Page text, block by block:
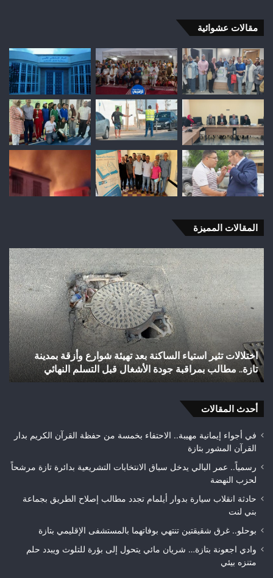
مقالات عشوائية
المقالات المميزة
شباب
رأس
أجيري
يحقق
إنجازاً
تاريخياً
بالصعود
إلى
القسم
الثاني
هواة
بطلاً
فاس
مكناس
شباب رأس أجيري يحقق إنجازاً تاريخياً بالصعود إلى
الثاني هواة ويتوج بطلاً لعصبة فاس مكناس
أحدث المقالات
في أجواء إيمانية مهيبة.. الاحتفاء بخمسة من حفظة القرآن الكريم بدار
القرآن المشور بتازة
رسمياً.. عمر البالي يدخل سباق الانتخابات التشريعية بدائرة تازة مرشحاً
لحزب النهضة
حادثة انقلاب سيارة بدوار أيلمام تجدد مطالب إصلاح الطريق بجماعة
بني لنت
بوحلو.. غرق شقيقتين تنتهي بوفاتهما بالمستشفى الإقليمي بتازة
وادي اجعونة بتازة… شريان مائي يتحول إلى بؤرة للتلوث ويبدد حلم
متنزه بيئي